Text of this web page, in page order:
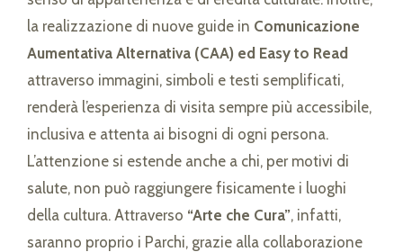
la realizzazione di nuove guide in Comunicazione
Aumentativa Alternativa (CAA) ed Easy to Read
attraverso immagini, simboli e testi semplificati,
renderà l’esperienza di visita sempre più accessibile,
inclusiva e attenta ai bisogni di ogni persona.
L’attenzione si estende anche a chi, per motivi di
salute, non può raggiungere fisicamente i luoghi
della cultura. Attraverso “Arte che Cura”, infatti,
saranno proprio i Parchi, grazie alla collaborazione